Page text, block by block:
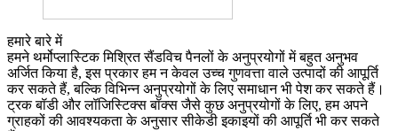
हमारे बारे में
हमने थर्मोप्लास्टिक मिश्रित सैंडविच पैनलों के अनुप्रयोगों में बहुत अनुभव
अर्जित किया है, इस प्रकार हम न केवल उच्च गुणवत्ता वाले उत्पादों की आपूर्ति
कर सकते हैं, बल्कि विभिन्न अनुप्रयोगों के लिए समाधान भी पेश कर सकते हैं।
ट्रक बॉडी और लॉजिस्टिक्स बॉक्स जैसे कुछ अनुप्रयोगों के लिए, हम अपने
ग्राहकों की आवश्यकता के अनुसार सीकेडी इकाइयों की आपूर्ति भी कर सकते